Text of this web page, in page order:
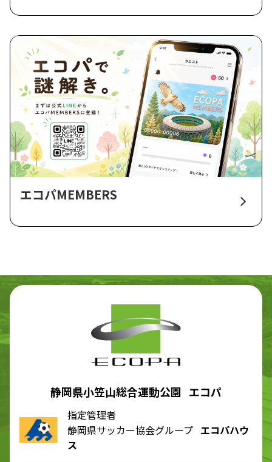
エコパMEMBERS
静岡県小笠山総合運動公園 エコパ
指定管理者
静岡県サッカー協会グループ エコパハウ
ス